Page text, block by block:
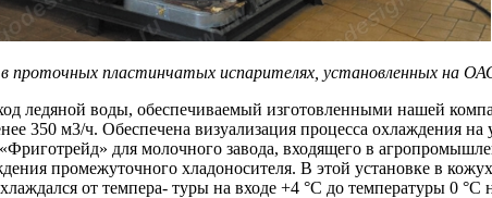
проточных пластинчатых испарителях, установленных на
ледяной воды, обеспечиваемый изготовленными нашей
350 м3/ч. Обеспечена визуализация процесса охлаждения
для молочного завода, входящего в
промежуточного хладоносителя. В этой установке в
от темпера- туры на входе +4 °С до температуры 0 °С